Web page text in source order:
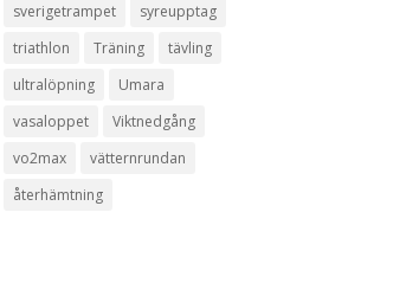
sverigetrampet
syreupptag
triathlon
Träning
tävling
ultralöpning
Umara
vasaloppet
Viktnedgång
vo2max
vätternrundan
återhämtning